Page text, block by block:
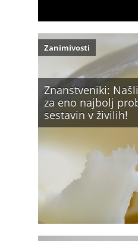
Znanstveniki:
za eno najbolj
sestavin v živilih!
Zanimivosti